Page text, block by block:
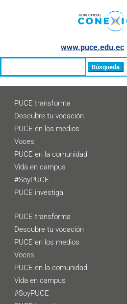
www.puce.edu.ec│
PUCE transforma
Descubre tu vocación
PUCE en los medios
Voces
PUCE en la comunidad
Vida en campus
#SoyPUCE
PUCE investiga
PUCE transforma
Descubre tu vocación
PUCE en los medios
Voces
PUCE en la comunidad
Vida en campus
#SoyPUCE